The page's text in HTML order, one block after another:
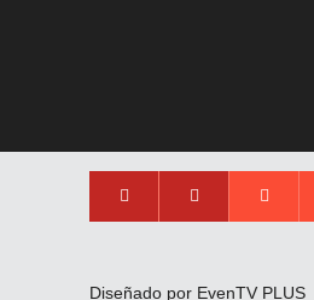
Diseñado por EvenTV PLUS